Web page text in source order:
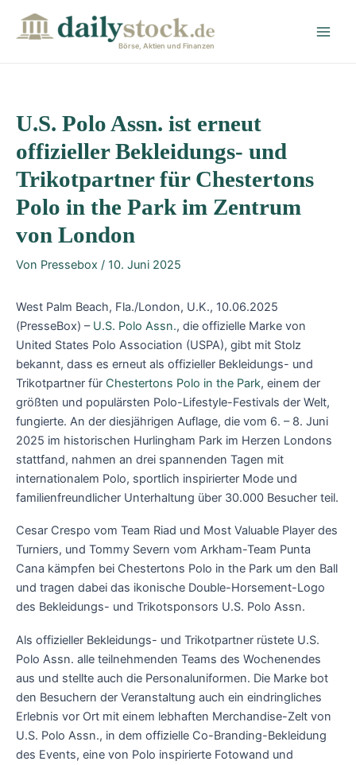
Börse, Aktien und Finanzen
U.S. Polo Assn. ist erneut
offizieller Bekleidungs- und
Trikotpartner für Chestertons
Polo in the Park im Zentrum
von London
Von Pressebox / 10. Juni 2025
West Palm Beach, Fla./London, U.K., 10.06.2025
(PresseBox) – U.S. Polo Assn., die offizielle Marke von
United States Polo Association (USPA), gibt mit Stolz
bekannt, dass es erneut als offizieller Bekleidungs- und
Trikotpartner für Chestertons Polo in the Park, einem der
größten und populärsten Polo-Lifestyle-Festivals der Welt,
fungierte. An der diesjährigen Auflage, die vom 6. – 8. Juni
2025 im historischen Hurlingham Park im Herzen Londons
stattfand, nahmen an drei spannenden Tagen mit
internationalem Polo, sportlich inspirierter Mode und
familienfreundlicher Unterhaltung über 30.000 Besucher teil.
Cesar Crespo vom Team Riad und Most Valuable Player des
Turniers, und Tommy Severn vom Arkham-Team Punta
Cana kämpfen bei Chestertons Polo in the Park um den Ball
und tragen dabei das ikonische Double-Horsement-Logo
des Bekleidungs- und Trikotsponsors U.S. Polo Assn.
Als offizieller Bekleidungs- und Trikotpartner rüstete U.S.
Polo Assn. alle teilnehmenden Teams des Wochenendes
aus und stellte auch die Personaluniformen. Die Marke bot
den Besuchern der Veranstaltung auch ein eindringliches
Erlebnis vor Ort mit einem lebhaften Merchandise-Zelt von
U.S. Polo Assn., in dem offizielle Co-Branding-Bekleidung
des Events, eine von Polo inspirierte Fotowand und